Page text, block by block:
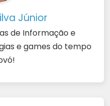
Júnior
de Informação e
e games do tempo